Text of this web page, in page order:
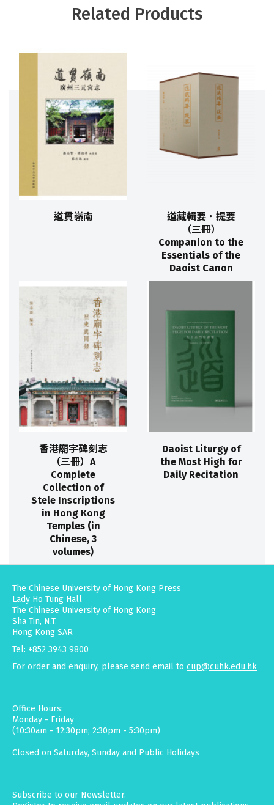
Related Products
道貫嶺南
道藏輯要．提要
（三冊）
Companion to the
Essentials of the
Daoist Canon
香港廟宇碑刻志
（三冊）A
Complete
Collection of
Stele Inscriptions
in Hong Kong
Temples (in
Chinese, 3
volumes)
Daoist Liturgy of
the Most High for
Daily Recitation
The Chinese University of Hong Kong Press
Lady Ho Tung Hall
The Chinese University of Hong Kong
Sha Tin, N.T.
Hong Kong SAR
Tel: +852 3943 9800
For order and enquiry, please send email to cup@cuhk.edu.hk
Office Hours:
Monday - Friday
(10:30am - 12:30pm; 2:30pm - 5:30pm)
Closed on Saturday, Sunday and Public Holidays
Subscribe to our Newsletter.